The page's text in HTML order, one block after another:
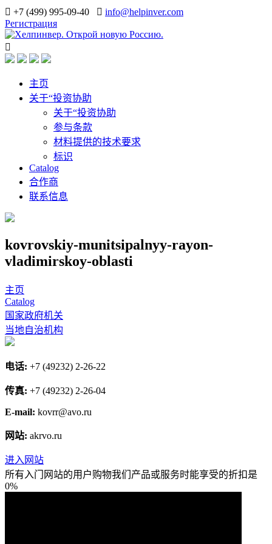
+7 (499) 995-09-40
info@helpinver.com
Регистрация
主页
关于“投资协助
关于“投资协助
参与条款
材料提供的技术要求
标识
Catalog
合作商
联系信息
kovrovskiy-munitsipalnyy-rayon-
vladimirskoy-oblasti
主页
Catalog
国家政府机关
当地自治机构
电话: +7 (49232) 2-26-22
传真: +7 (49232) 2-26-04
E-mail: kovrr@avo.ru
网站: akrvo.ru
进入网站
所有入门网站的用户购物我们产品或服务时能享受的折扣是
0%